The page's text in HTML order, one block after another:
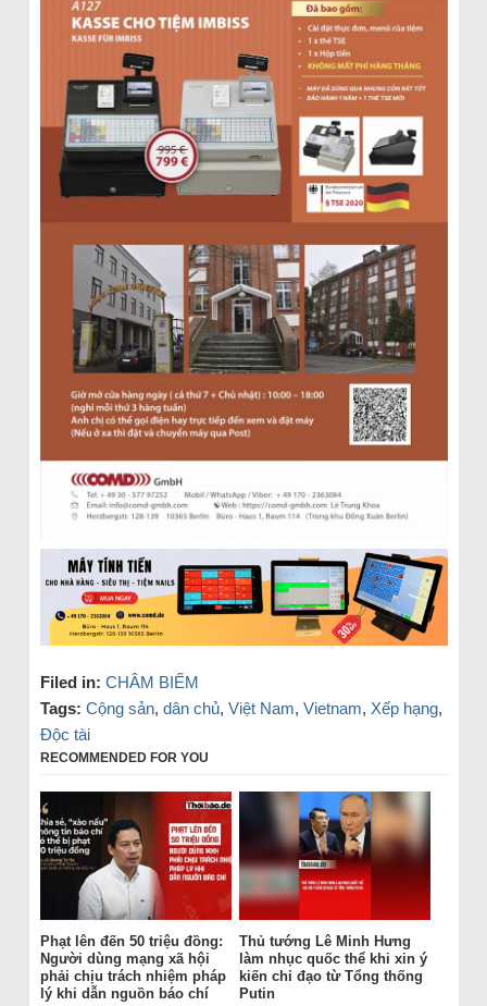
Filed in: CHÂM BIẾM
Tags: Cộng sản, dân chủ, Việt Nam, Vietnam, Xếp hạng,
Độc tài
RECOMMENDED FOR YOU
Phạt lên đến 50 triệu đồng:
Người dùng mạng xã hội
phải chịu trách nhiệm pháp
lý khi dẫn nguồn báo chí
Thủ tướng Lê Minh Hưng
làm nhục quốc thể khi xin ý
kiến chỉ đạo từ Tổng thống
Putin